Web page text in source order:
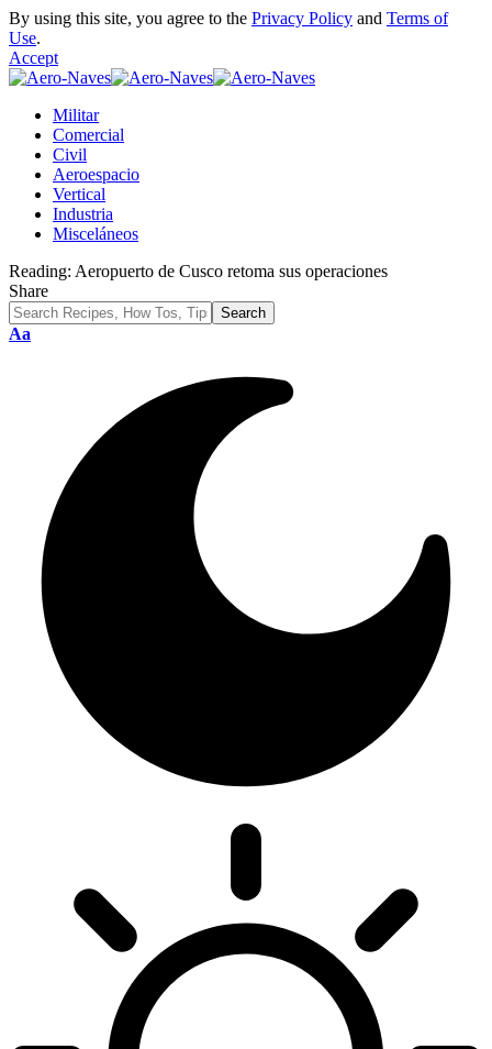
By using this site, you agree to the Privacy Policy and Terms of
Use.
Accept
Militar
Comercial
Civil
Aeroespacio
Vertical
Industria
Misceláneos
Reading: Aeropuerto de Cusco retoma sus operaciones
Share
Font
Aa